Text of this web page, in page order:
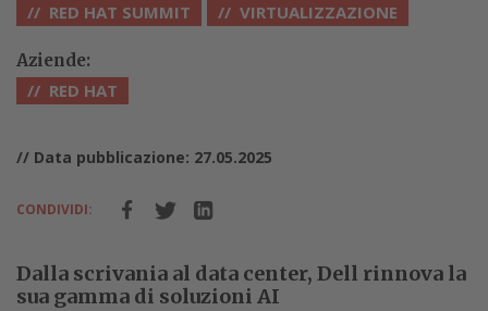
RED HAT SUMMIT
VIRTUALIZZAZIONE
Aziende:
RED HAT
// Data pubblicazione: 27.05.2025
CONDIVIDI:
Dalla scrivania al data center, Dell rinnova la
sua gamma di soluzioni AI